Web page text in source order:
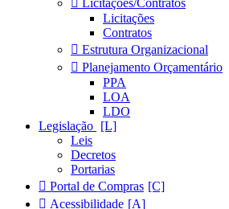
Licitações/Contratos
Licitações
Contratos
Estrutura Organizacional
Planejamento Orçamentário
PPA
LOA
LDO
Legislação
Leis
Decretos
Portarias
Portal de Compras
Acessibilidade